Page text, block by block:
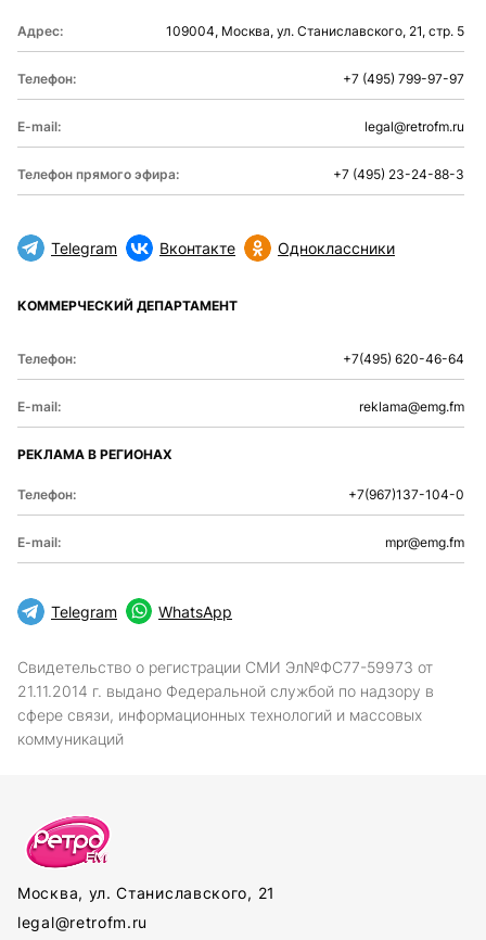
Адрес: 109004, Москва, ул. Станиславского, 21, стр. 5
Телефон: +7 (495) 799-97-97
E-mail: legal@retrofm.ru
Телефон прямого эфира: +7 (495) 23-24-88-3
Telegram Вконтакте Одноклассники
КОММЕРЧЕСКИЙ ДЕПАРТАМЕНТ
Телефон: +7(495) 620-46-64
E-mail: reklama@emg.fm
РЕКЛАМА В РЕГИОНАХ
Телефон: +7(967)137-104-0
E-mail: mpr@emg.fm
Telegram WhatsApp
Свидетельство о регистрации СМИ Эл№ФС77-59973 от
21.11.2014 г. выдано Федеральной службой по надзору в
сфере связи, информационных технологий и массовых
коммуникаций
Москва, ул. Станиславского, 21
legal@retrofm.ru